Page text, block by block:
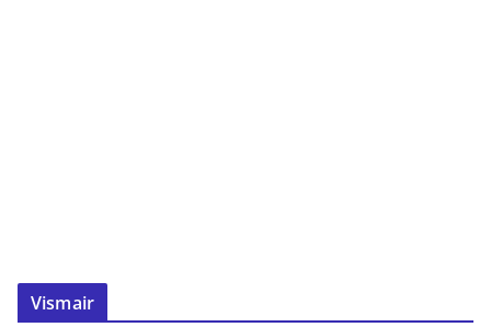
Vismair